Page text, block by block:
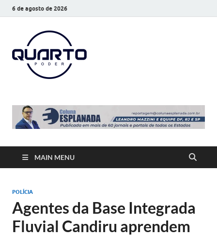
6 de agosto de 2026
MAIN MENU
POLÍCIA
Agentes da Base Integrada
Fluvial Candiru aprendem